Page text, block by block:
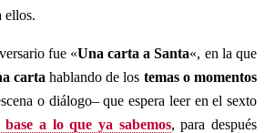
ellos.
fue «Una carta a Santa«, en la que
carta hablando de los temas o momentos
o diálogo– que espera leer en el sexto
base a lo que ya sabemos, para después